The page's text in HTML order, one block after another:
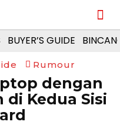
BUYER’S GUIDE
Rumour
dengan
Kedua Sisi